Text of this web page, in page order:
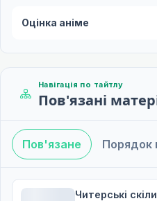
Оцінка аніме
Навігація по тайтлу
Пов'язані
Пов'язане Порядок
Читерські